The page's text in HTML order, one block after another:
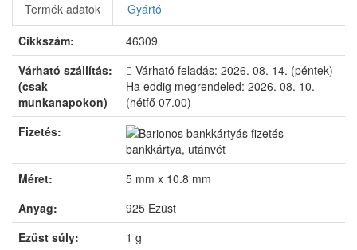
Termék adatok
Gyártó
Cikkszám:
46309
Várható szállítás:
(csak
munkanapokon)
Várható feladás: 2026. 08. 14. (péntek)
Ha eddig megrendeled: 2026. 08. 10.
(hétfő 07.00)
Fizetés:
bankkártya, utánvét
Méret:
5 mm x 10.8 mm
Anyag:
925 Ezüst
Ezüst súly:
1 g